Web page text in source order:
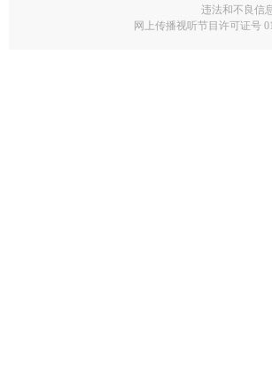
违法和不良信
网上传播视听节目许可证号